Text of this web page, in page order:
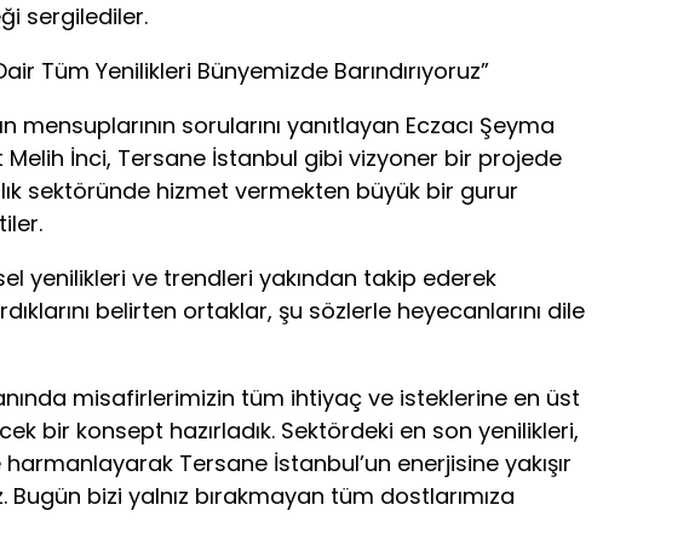
sergilediler.
Tüm Yenilikleri Bünyemizde Barındırıyoruz”
mensuplarının sorularını yanıtlayan Eczacı Şeyma
Melih İnci, Tersane İstanbul gibi vizyoner bir projede
sektöründe hizmet vermekten büyük bir gurur
yenilikleri ve trendleri yakından takip ederek
belirten ortaklar, şu sözlerle heyecanlarını dile
misafirlerimizin tüm ihtiyaç ve isteklerine en üst
bir konsept hazırladık. Sektördeki en son yenilikleri,
Tersane İstanbul’un enerjisine yakışır
Bugün bizi yalnız bırakmayan tüm dostlarımıza